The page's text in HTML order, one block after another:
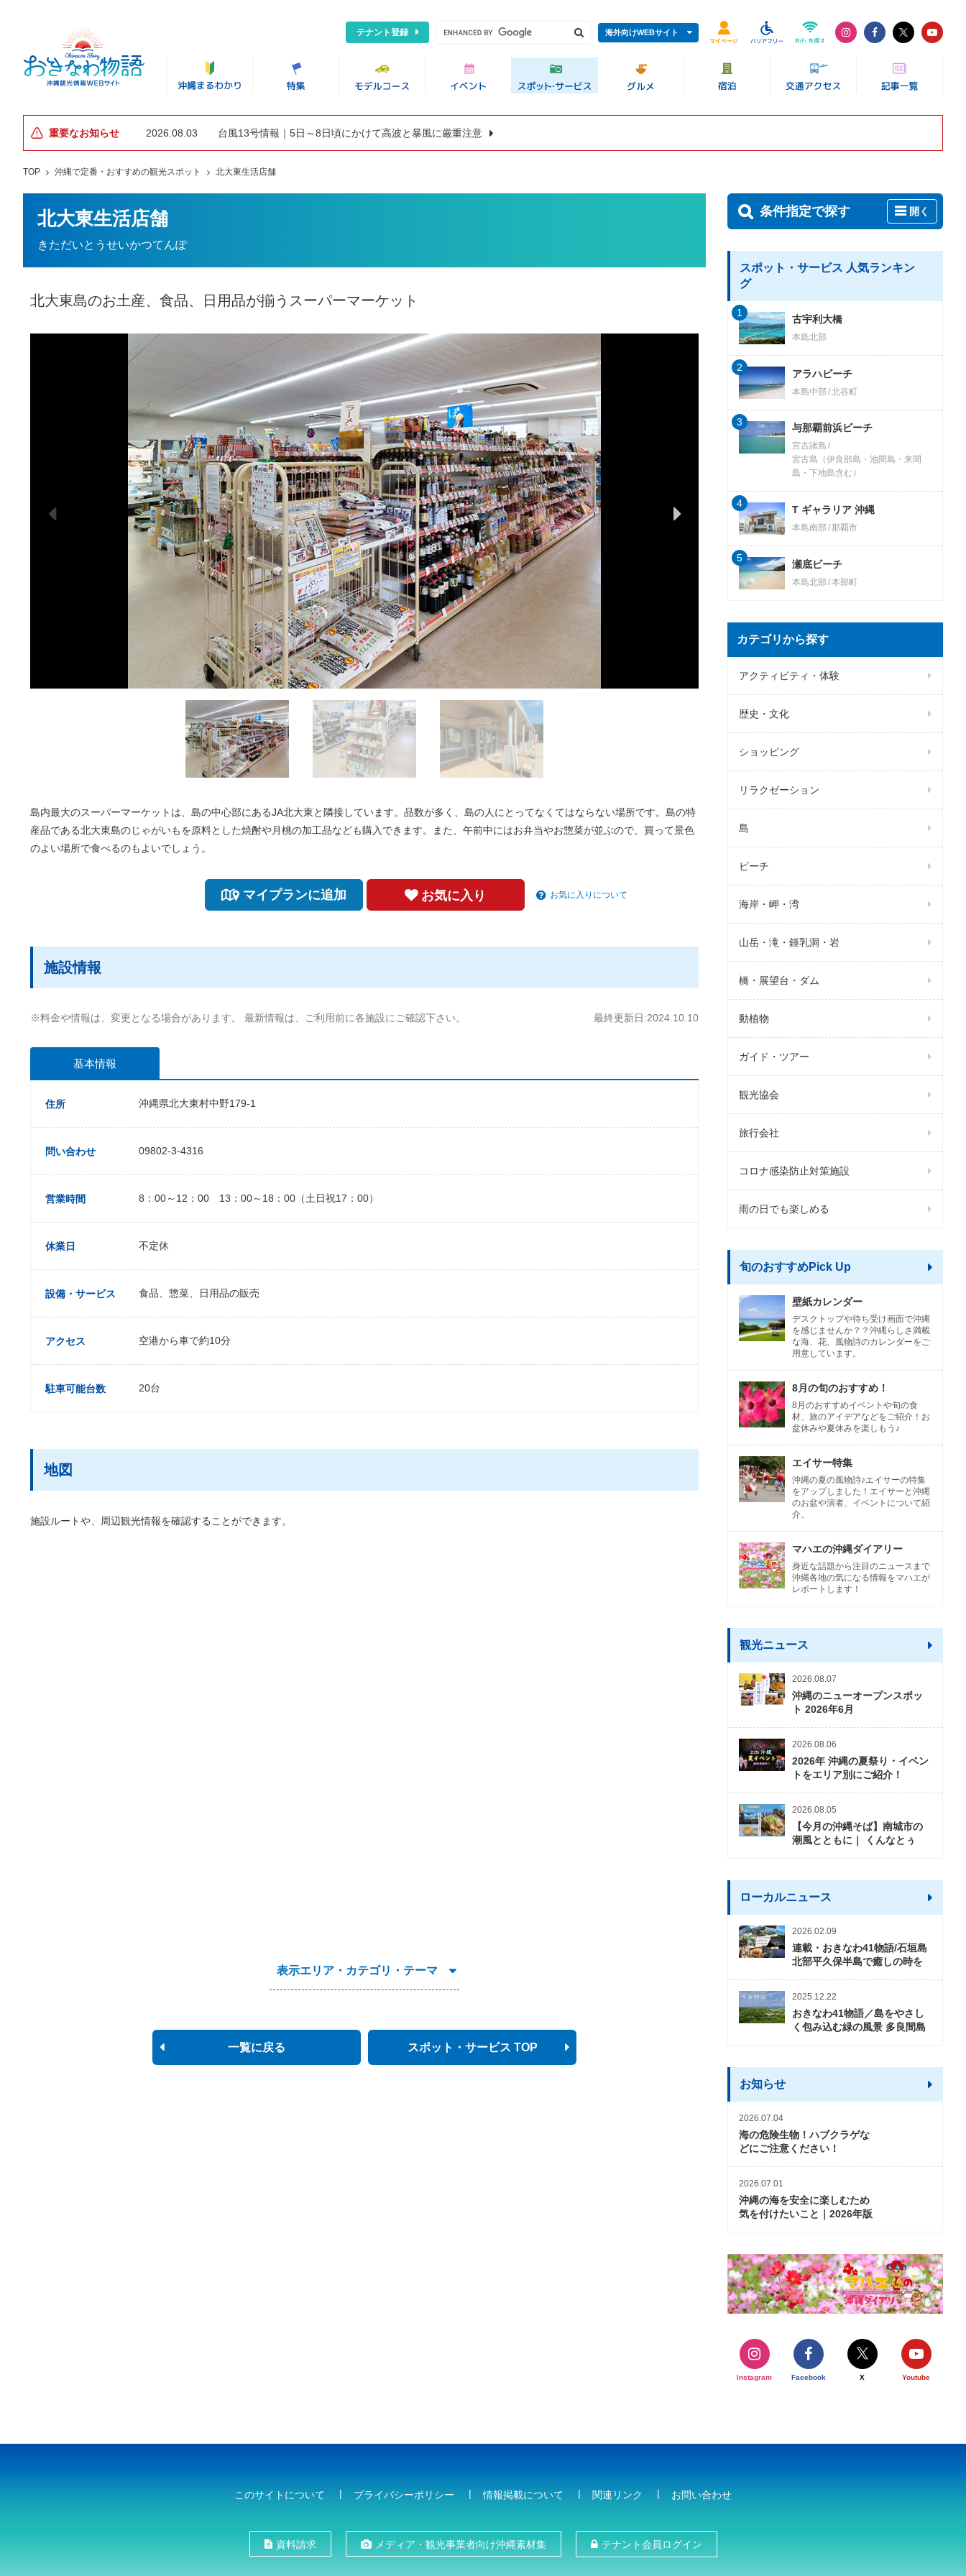
テナント登録 海外向けWEBサイト
重要なお知らせ 2026.08.03 台風13号情報｜5日～8日頃にかけて高波と暴風に厳重注意
TOP 沖縄で定番・おすすめの観光スポット 北大東生活店舗
北大東生活店舗
きただいとうせいかつてんぽ
北大東島のお土産、食品、日用品が揃うスーパーマーケット
島内最大のスーパーマーケットは、島の中心部にあるJA北大東と隣接しています。品数が多く、島の人にとってなくてはならない場所です。島の特
産品である北大東島のじゃがいもを原料とした焼酎や月桃の加工品なども購入できます。また、午前中にはお弁当やお惣菜が並ぶので、買って景色
のよい場所で食べるのもよいでしょう。
マイプランに追加 お気に入り お気に入りについて
施設情報
※料金や情報は、変更となる場合があります。 最新情報は、ご利用前に各施設にご確認下さい。 最終更新日:2024.10.10
基本情報
住所 沖縄県北大東村中野179-1
問い合わせ 09802-3-4316
営業時間 8：00～12：00 13：00～18：00（土日祝17：00）
休業日 不定休
設備・サービス 食品、惣菜、日用品の販売
アクセス 空港から車で約10分
駐車可能台数 20台
地図
施設ルートや、周辺観光情報を確認することができます。
表示エリア・カテゴリ・テーマ
一覧に戻る スポット・サービス TOP
条件指定で探す 開く
スポット・サービス 人気ランキン
グ
古宇利大橋
本島北部
1
アラハビーチ
本島中部 北谷町
2
与那覇前浜ビーチ
宮古諸島
宮古島（伊良部島・池間島・来間
島・下地島含む）
3
T ギャラリア 沖縄
本島南部 那覇市
4
瀬底ビーチ
本島北部 本部町
5
カテゴリから探す
アクティビティ・体験
歴史・文化
ショッピング
リラクゼーション
島
ビーチ
海岸・岬・湾
山岳・滝・鍾乳洞・岩
橋・展望台・ダム
動植物
ガイド・ツアー
観光協会
旅行会社
コロナ感染防止対策施設
雨の日でも楽しめる
旬のおすすめPick Up
壁紙カレンダー
デスクトップや待ち受け画面で沖縄
を感じませんか？？沖縄らしさ満載
な海、花、風物詩のカレンダーをご
用意しています。
8月の旬のおすすめ！
8月のおすすめイベントや旬の食
材、旅のアイデアなどをご紹介！お
盆休みや夏休みを楽しもう♪
エイサー特集
沖縄の夏の風物詩♪エイサーの特集
をアップしました！エイサーと沖縄
のお盆や演者、イベントについて紹
介。
マハエの沖縄ダイアリー
身近な話題から注目のニュースまで
沖縄各地の気になる情報をマハエが
レポートします！
観光ニュース
2026.08.07
沖縄のニューオープンスポッ
ト 2026年6月
2026.08.06
2026年 沖縄の夏祭り・イベン
トをエリア別にご紹介！
2026.08.05
【今月の沖縄そば】南城市の
潮風とともに｜ くんなとぅ
ローカルニュース
2026.02.09
連載・おきなわ41物語/石垣島
北部平久保半島で癒しの時を
2025.12.22
おきなわ41物語／島をやさし
く包み込む緑の風景 多良間島
お知らせ
2026.07.04
海の危険生物！ハブクラゲな
どにご注意ください！
2026.07.01
沖縄の海を安全に楽しむため
気を付けたいこと｜2026年版
Instagram Facebook X Youtube
このサイトについて プライバシーポリシー 情報掲載について 関連リンク お問い合わせ
資料請求 メディア・観光事業者向け沖縄素材集 テナント会員ログイン